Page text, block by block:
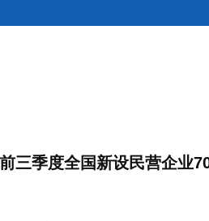
三季度全国新设民营企业